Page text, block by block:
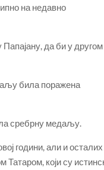
на недавно
да би у другом
била поражена
сребрну медаљу.
години, али и осталих
који су